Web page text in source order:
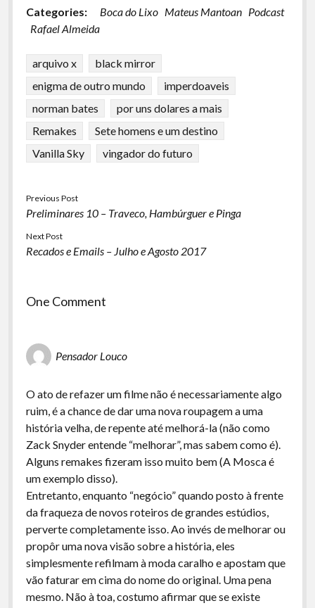
Categories: Boca do Lixo Mateus Mantoan Podcast
Rafael Almeida
arquivo x
black mirror
enigma de outro mundo
imperdoaveis
norman bates
por uns dolares a mais
Remakes
Sete homens e um destino
Vanilla Sky
vingador do futuro
Previous Post
Preliminares 10 – Traveco, Hambúrguer e Pinga
Next Post
Recados e Emails – Julho e Agosto 2017
One Comment
Pensador Louco
O ato de refazer um filme não é necessariamente algo
ruim, é a chance de dar uma nova roupagem a uma
história velha, de repente até melhorá-la (não como
Zack Snyder entende “melhorar”, mas sabem como é).
Alguns remakes fizeram isso muito bem (A Mosca é
um exemplo disso).
Entretanto, enquanto “negócio” quando posto à frente
da fraqueza de novos roteiros de grandes estúdios,
perverte completamente isso. Ao invés de melhorar ou
propôr uma nova visão sobre a história, eles
simplesmente refilmam à moda caralho e apostam que
vão faturar em cima do nome do original. Uma pena
mesmo. Não à toa, costumo afirmar que se existe